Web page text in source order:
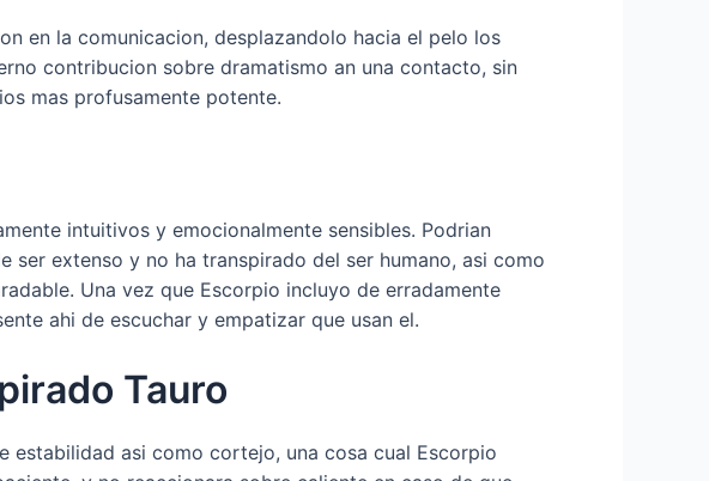
en la comunicacion, desplazandolo hacia el pelo los
contribucion sobre dramatismo an una contacto, sin
mas profusamente potente.
intuitivos y emocionalmente sensibles. Podrian
extenso y no ha transpirado del ser humano, asi­ como
Una vez que Escorpio incluyo de erradamente
ahi de escuchar y empatizar que usan el.
Tauro
estabilidad asi­ como cortejo, una cosa cual Escorpio